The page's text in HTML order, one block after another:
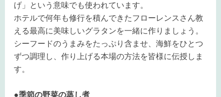
げ」という意味でも使われています。
ホテルで何年も修行を積んできたフローレンスさん教
える最高に美味しいグラタンを一緒に作りましょう。
シーフードのうまみをたっぷり含ませ、海鮮をひとつ
ずつ調理し、作り上げる本場の方法を皆様に伝授しま
す。
●季節の野菜の蒸し煮